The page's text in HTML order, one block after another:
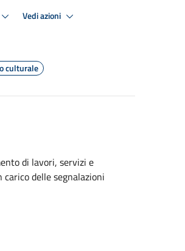
Vedi azioni
culturale
di lavori, servizi e
delle segnalazioni